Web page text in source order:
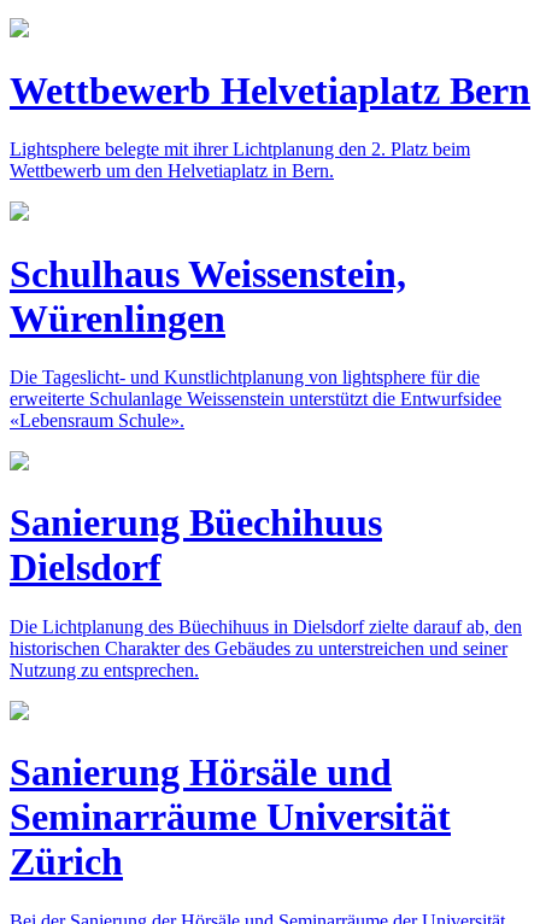
Wettbewerb Helvetiaplatz Bern
Lightsphere belegte mit ihrer Lichtplanung den 2. Platz beim
Wettbewerb um den Helvetiaplatz in Bern.
Schulhaus Weissenstein,
Würenlingen
Die Tageslicht- und Kunstlichtplanung von lightsphere für die
erweiterte Schulanlage Weissenstein unterstützt die Entwurfsidee
«Lebensraum Schule».
Sanierung Büechihuus
Dielsdorf
Die Lichtplanung des Büechihuus in Dielsdorf zielte darauf ab, den
historischen Charakter des Gebäudes zu unterstreichen und seiner
Nutzung zu entsprechen.
Sanierung Hörsäle und
Seminarräume Universität
Zürich